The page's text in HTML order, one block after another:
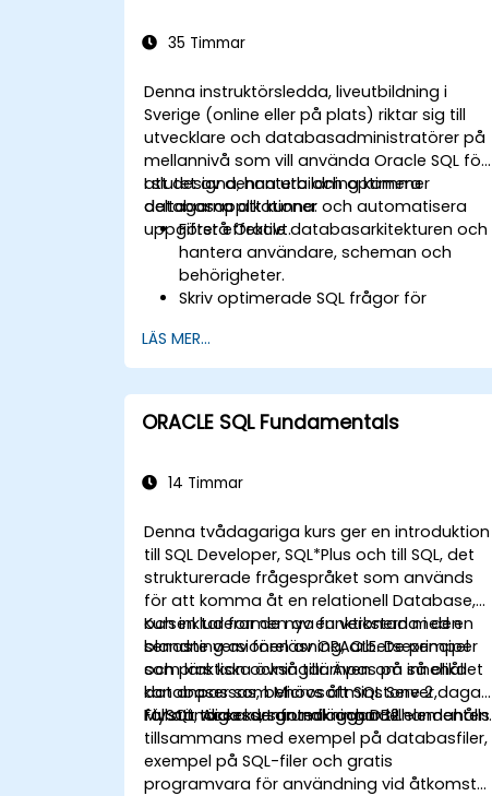
35 Timmar
Denna instruktörsledda, liveutbildning i
Sverige (online eller på plats) riktar sig till
utvecklare och databasadministratörer på
mellannivå som vill använda Oracle SQL för
att designa, hantera och optimera
databasapplikationer och automatisera
uppgifter effektivt.
I slutet av denna utbildning kommer
deltagarna att kunna:
Förstå Oracle databasarkitekturen och
hantera användare, scheman och
behörigheter.
Skriv optimerade SQL frågor för
data.
Använd avancerade SQL tekniker,
inklusive kopplingar, underfrågor och
hierarkiska frågor.
Utforma och hantera databasobjekt
LÄS MER...
ORACLE SQL Fundamentals
14 Timmar
Denna tvådagariga kurs ger en introduktion
till SQL Developer, SQL*Plus och till SQL, det
strukturerade frågespråket som används
för att komma åt en relationell Database,
och inkluderar de nya funktionerna i den
senaste versionen av ORACLE. De principer
som lärs kan också tillämpas på så olika
databaser som Microsoft SQL Server,
MySQL, Access, Informix och DB2.
Kursen tar formen av en verkstad med en
blandning av föreläsning, arbetsexempel
och praktiska övningar. Även om innehållet
kan anpassas, behövs åtminstone 2 dagar
för att täcka de grundläggande elementen.
Fullständiga kursanteckningar tillhandahålls
tillsammans med exempel på databasfiler,
exempel på SQL-filer och gratis
programvara för användning vid åtkomst